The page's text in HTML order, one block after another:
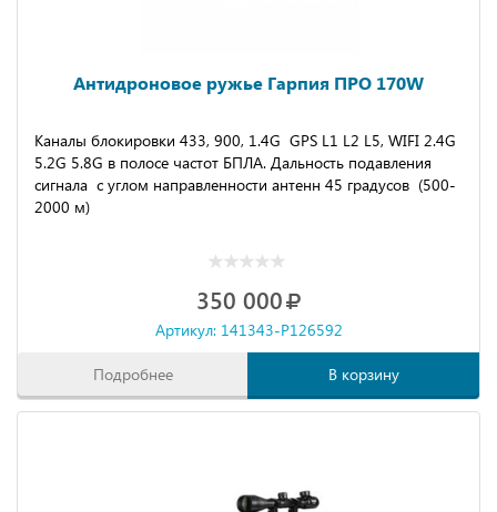
Антидроновое ружье Гарпия ПРО 170W
Каналы блокировки 433, 900, 1.4G GPS L1 L2 L5, WIFI 2.4G
5.2G 5.8G в полосе частот БПЛА. Дальность подавления
сигнала с углом направленности антенн 45 градусов (500-
2000 м)
350 000
Артикул: 141343-P126592
Подробнее В корзину